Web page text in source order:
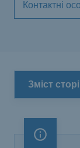
Контактні
Зміст
Важливе